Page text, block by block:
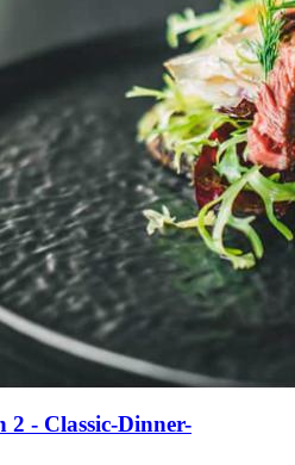
2 - Classic-Dinner-